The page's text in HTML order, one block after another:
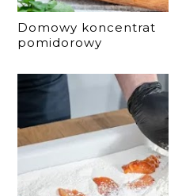
Domowy koncentrat
pomidorowy